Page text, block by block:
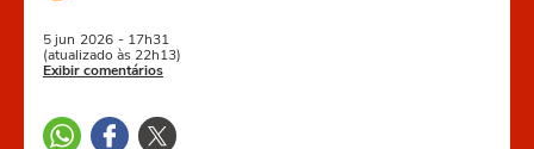
5 jun 2026 - 17h31
(atualizado às 22h13)
Exibir comentários